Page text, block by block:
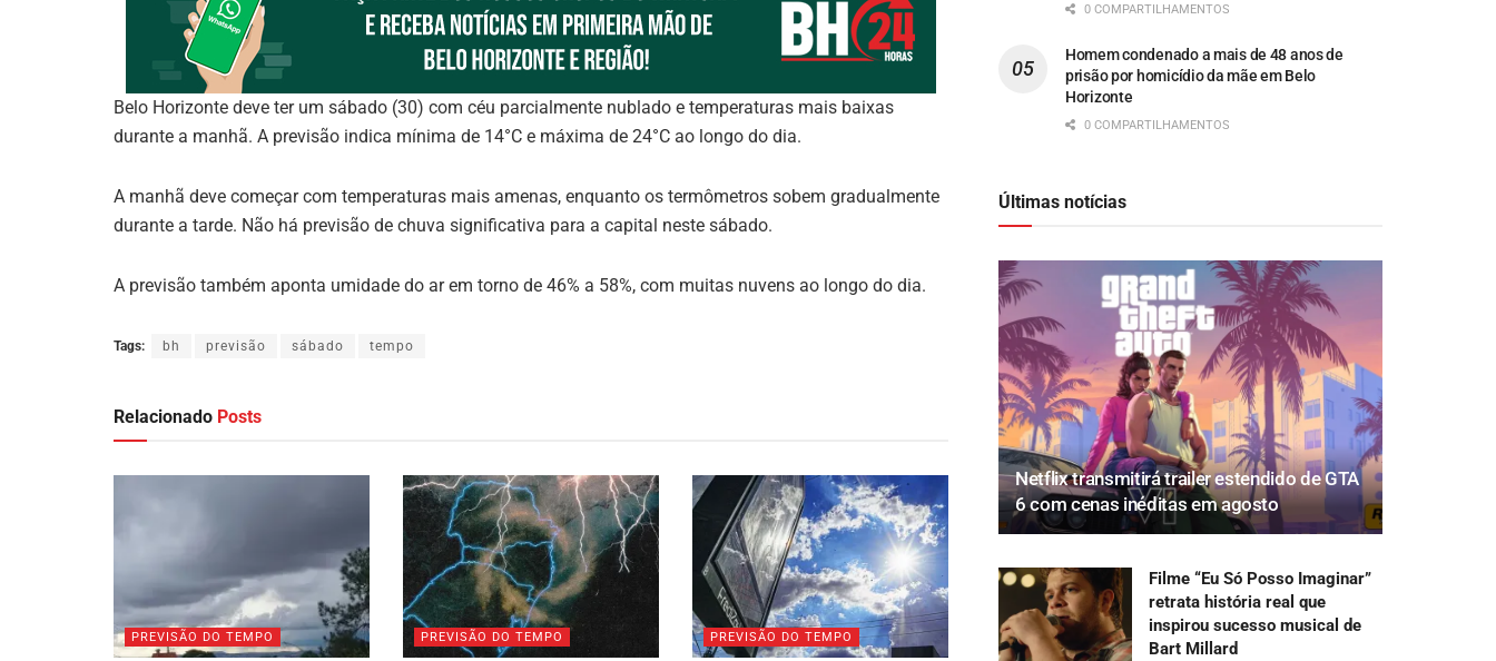
Belo Horizonte deve ter um sábado (30) com céu parcialmente nublado e temperaturas mais baixas
durante a manhã. A previsão indica mínima de 14°C e máxima de 24°C ao longo do dia.
A manhã deve começar com temperaturas mais amenas, enquanto os termômetros sobem gradualmente
durante a tarde. Não há previsão de chuva significativa para a capital neste sábado.
A previsão também aponta umidade do ar em torno de 46% a 58%, com muitas nuvens ao longo do dia.
Tags: bh previsão sábado tempo
Relacionado Posts
PREVISÃO DO TEMPO PREVISÃO DO TEMPO PREVISÃO DO TEMPO
0 COMPARTILHAMENTOS
Homem condenado a mais de 48 anos de
prisão por homicídio da mãe em Belo
Horizonte
0 COMPARTILHAMENTOS
Últimas notícias
Netflix transmitirá trailer estendido de GTA
6 com cenas inéditas em agosto
Filme “Eu Só Posso Imaginar”
retrata história real que
inspirou sucesso musical de
Bart Millard